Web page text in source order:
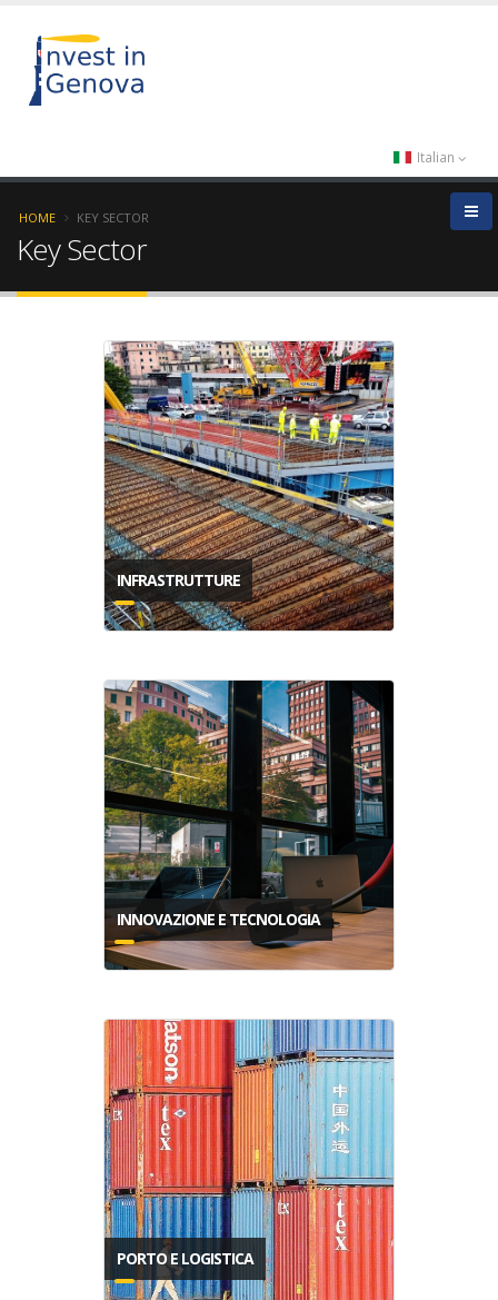
Italian
HOME KEY SECTOR
Key Sector
INFRASTRUTTURE
INNOVAZIONE E TECNOLOGIA
PORTO E LOGISTICA